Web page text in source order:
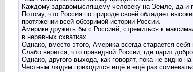
Каждому здравомыслящему человеку на Земле, да и
Потому, что Россия по природе своей обладает
протяжении всей обозримой истории России.
Америке дружить бы с Россией, стремиться к
в неравных схватках.
Однако, вместо этого, Америка всегда старается
Слабо верится, что праведной России, где царит
Однако, другого выхода, как говорят, пока не видно
Честным людям приходится ещё и ещё раз